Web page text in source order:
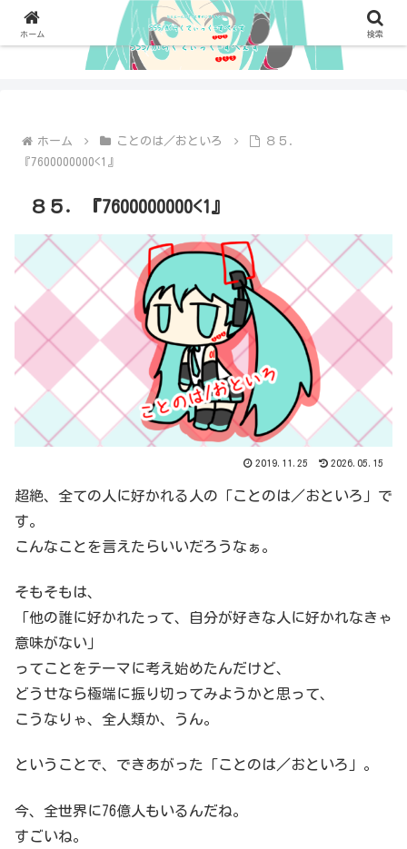
ホーム ことのは／おといろ
８５．
『7600000000<1』
８５．『7600000000<1』
2019.11.25 2026.05.15
超絶、全ての人に好かれる人の「ことのは／おといろ」で
す。
こんなことを言えたらいいだろうなぁ。
そもそもは、
「他の誰に好かれたって、自分が好きな人に好かれなきゃ
意味がない」
ってことをテーマに考え始めたんだけど、
どうせなら極端に振り切ってみようかと思って、
こうなりゃ、全人類か、うん。
ということで、できあがった「ことのは／おといろ」。
今、全世界に76億人もいるんだね。
すごいね。
ホーム 検索